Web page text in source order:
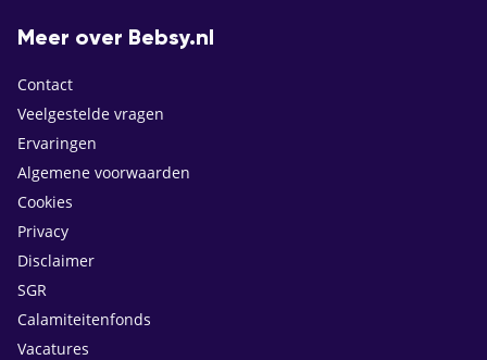
Meer over Bebsy.nl
Contact
Veelgestelde vragen
Ervaringen
Algemene voorwaarden
Cookies
Privacy
Disclaimer
SGR
Calamiteitenfonds
Vacatures